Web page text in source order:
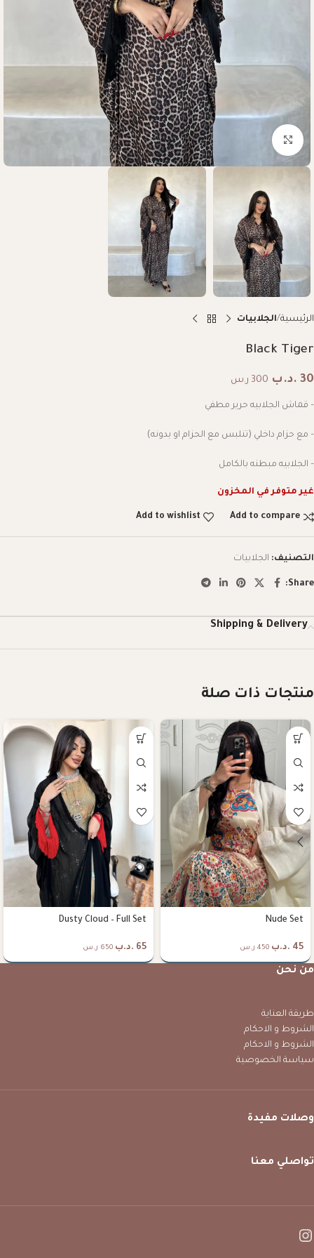
Click to enlarge
الرئيسية الجلابيات
Black Tiger
30 .د.ب 300 ر.س
– قماش الجلابيه حرير مطفي
– مع حزام داخلي (تنلبس مع الحزام او بدونه)
– الجلابيه مبطنه بالكامل
غير متوفر في المخزون
Add to compare
Add to wishlist
التصنيف: الجلابيات
Share:
Shipping & Delivery
منتجات ذات صلة
Nude Set
45 .د.ب 450 ر.س
Dusty Cloud – Full Set
65 .د.ب 650 ر.س
من نحن
طريقة العناية
الشروط و الاحكام
الشروط و الاحكام
سياسة الخصوصية
وصلات مفيدة
تواصلي معنا